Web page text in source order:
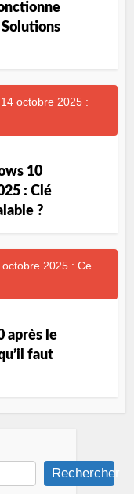
10
: Clé
?
après le
faut
Rechercher